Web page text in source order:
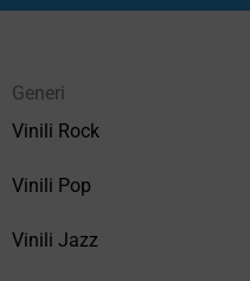
Generi
Vinili Rock
Vinili Pop
Vinili Jazz